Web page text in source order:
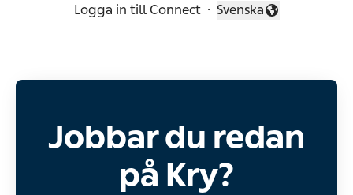
Logga in till Connect ·
Byt språk
Svenska
Jobbar du redan
på Kry?